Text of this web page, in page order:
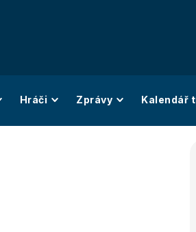
Hráči Zprávy Kalendář